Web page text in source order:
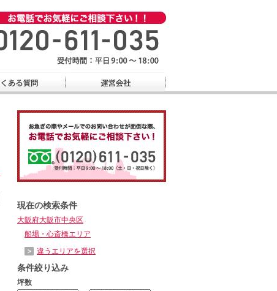
現在の検索条件
大阪府大阪市中央区
船場・心斎橋エリア
違うエリアを選択
条件絞り込み
坪数